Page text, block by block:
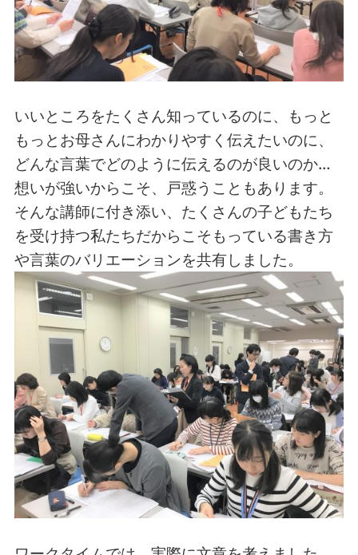
いいところをたくさん知っているのに、もっと
もっとお母さんにわかりやすく伝えたいのに、
どんな言葉でどのように伝えるのが良いのか…
想いが強いからこそ、戸惑うこともあります。
そんな講師に付き添い、たくさんの子どもたち
を受け持つ私たちだからこそもっている書き方
や言葉のバリエーションを共有しました。